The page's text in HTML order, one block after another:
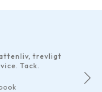
trevligt
Tack.